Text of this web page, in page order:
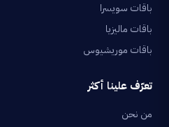
باقات سويسرا
باقات ماليزيا
باقات موريشيوس
تعرّف علينا أكثر
من نحن